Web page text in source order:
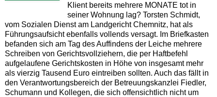
Klient bereits mehrere MONATE tot in
seiner Wohnung lag? Torsten Schmidt,
vom Sozialen Dienst am Landgericht Chemnitz, hat als
Führungsaufsicht ebenfalls vollends versagt. Im Briefkasten
befanden sich am Tag des Auffindens der Leiche mehrere
Schreiben von Gerichtsvollziehern, die per Haftbefehl
aufgelaufene Gerichtskosten in Höhe von insgesamt mehr
als vierzig Tausend Euro eintreiben sollten. Auch das fällt in
den Verantwortungsbereich der Betreuungskanzlei Fiedler,
Schumann und Kollegen, die sich offensichtlich nicht um